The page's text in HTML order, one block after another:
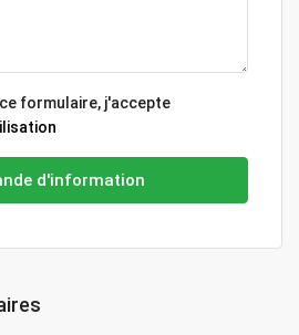
formulaire, j'accepte
d'information